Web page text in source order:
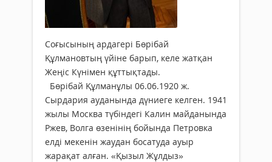
Соғысының ардагері Бөрібай
Құлмановтың үйіне барып, келе жатқан
Жеңіс Күнімен құттықтады.
Бөрібай Құлманұлы 06.06.1920 ж.
Сырдария ауданында дүниеге келген. 1941
жылы Москва түбіндегі Калин майданында
Ржев, Волга өзенінің бойында Петровка
елді мекенін жаудан босатуда ауыр
жарақат алған. «Қызыл Жұлдыз»